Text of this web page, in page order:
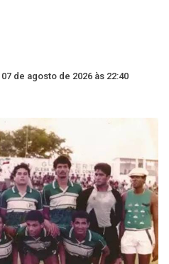
07 de agosto de 2026 às 22:40